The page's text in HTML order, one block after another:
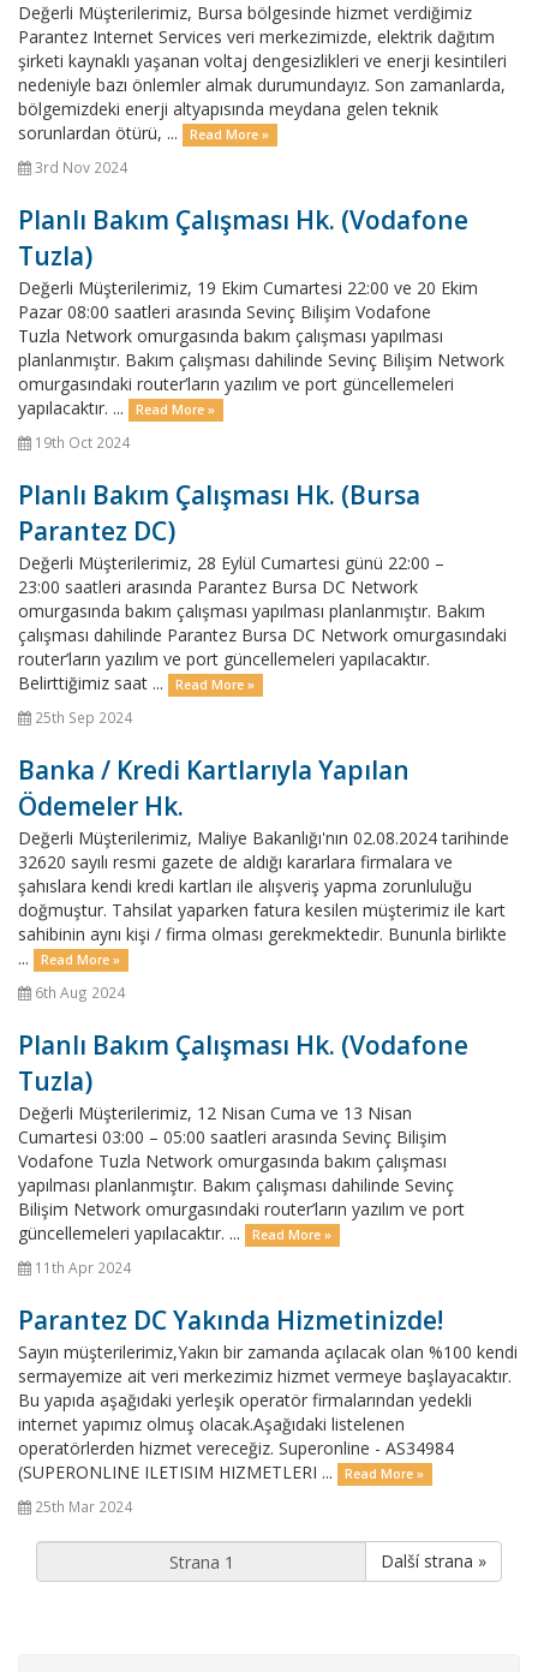
Değerli Müşterilerimiz, Bursa bölgesinde hizmet verdiğimiz
Parantez Internet Services veri merkezimizde, elektrik dağıtım
şirketi kaynaklı yaşanan voltaj dengesizlikleri ve enerji kesintileri
nedeniyle bazı önlemler almak durumundayız. Son zamanlarda,
bölgemizdeki enerji altyapısında meydana gelen teknik
sorunlardan ötürü, ...
Read More »
3rd Nov 2024
Planlı Bakım Çalışması Hk. (Vodafone
Tuzla)
Değerli Müşterilerimiz, 19 Ekim Cumartesi 22:00 ve 20 Ekim
Pazar 08:00 saatleri arasında Sevinç Bilişim Vodafone
Tuzla Network omurgasında bakım çalışması yapılması
planlanmıştır. Bakım çalışması dahilinde Sevinç Bilişim Network
omurgasındaki router’ların yazılım ve port güncellemeleri
yapılacaktır. ...
Read More »
19th Oct 2024
Planlı Bakım Çalışması Hk. (Bursa
Parantez DC)
Değerli Müşterilerimiz, 28 Eylül Cumartesi günü 22:00 –
23:00 saatleri arasında Parantez Bursa DC Network
omurgasında bakım çalışması yapılması planlanmıştır. Bakım
çalışması dahilinde Parantez Bursa DC Network omurgasındaki
router’ların yazılım ve port güncellemeleri yapılacaktır.
Belirttiğimiz saat ...
Read More »
25th Sep 2024
Banka / Kredi Kartlarıyla Yapılan
Ödemeler Hk.
Değerli Müşterilerimiz, Maliye Bakanlığı'nın 02.08.2024 tarihinde
32620 sayılı resmi gazete de aldığı kararlara firmalara ve
şahıslara kendi kredi kartları ile alışveriş yapma zorunluluğu
doğmuştur. Tahsilat yaparken fatura kesilen müşterimiz ile kart
sahibinin aynı kişi / firma olması gerekmektedir. Bununla birlikte
...
Read More »
6th Aug 2024
Planlı Bakım Çalışması Hk. (Vodafone
Tuzla)
Değerli Müşterilerimiz, 12 Nisan Cuma ve 13 Nisan
Cumartesi 03:00 – 05:00 saatleri arasında Sevinç Bilişim
Vodafone Tuzla Network omurgasında bakım çalışması
yapılması planlanmıştır. Bakım çalışması dahilinde Sevinç
Bilişim Network omurgasındaki router’ların yazılım ve port
güncellemeleri yapılacaktır. ...
Read More »
11th Apr 2024
Parantez DC Yakında Hizmetinizde!
Sayın müşterilerimiz,Yakın bir zamanda açılacak olan %100 kendi
sermayemize ait veri merkezimiz hizmet vermeye başlayacaktır.
Bu yapıda aşağıdaki yerleşik operatör firmalarından yedekli
internet yapımız olmuş olacak.Aşağıdaki listelenen
operatörlerden hizmet vereceğiz. Superonline - AS34984
(SUPERONLINE ILETISIM HIZMETLERI ...
Read More »
25th Mar 2024
Další strana »